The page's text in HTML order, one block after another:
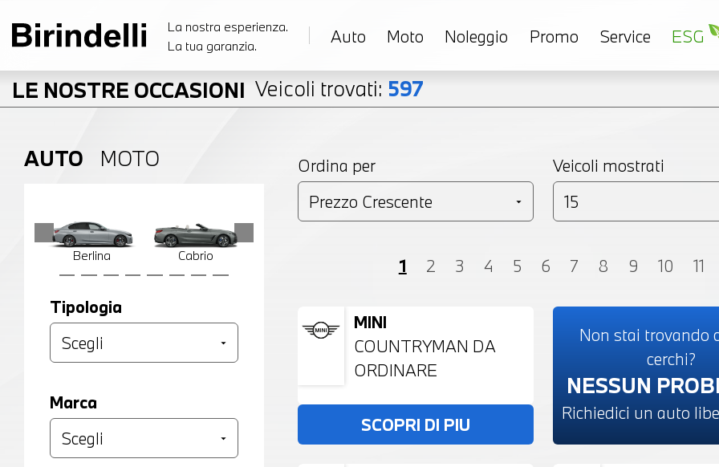
La nostra esperienza.
La tua garanzia.
Auto Moto Noleggio Promo Service ESG
LE NOSTRE OCCASIONI Veicoli trovati: 597
AUTO MOTO
Berlina Cabrio Coupé SUV
Tipologia
Marca
Ordina per Veicoli mostrati
1 2 3 4 5 6 7 8 9 10 11
MINI
COUNTRYMAN DA
ORDINARE
SCOPRI DI PIU
Non stai trovando
cerchi?
NESSUN
Richiedici un auto